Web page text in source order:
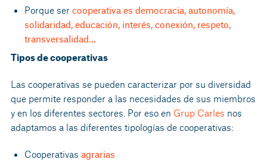
Porque ser cooperativa es democracia, autonomía,
solidaridad, educación, interés, conexión, respeto,
transversalidad…
Tipos de cooperativas
Las cooperativas se pueden caracterizar por su diversidad
que permite responder a las necesidades de sus miembros
y en los diferentes sectores. Por eso en Grup Carles nos
adaptamos a las diferentes tipologías de cooperativas:
Cooperativas agrarias